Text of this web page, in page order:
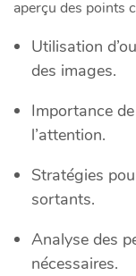
aperçu des points
Utilisation
des images.
Importance
l’attention.
Stratégies
sortants.
Analyse des
nécessaires.